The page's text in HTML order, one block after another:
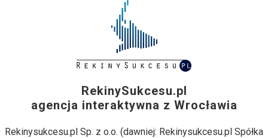
RekinySukcesu.pl
agencja interaktywna z Wrocławia
Rekinysukcesu.pl Sp. z o.o. (dawniej: Rekinysukcesu.pl Spółka